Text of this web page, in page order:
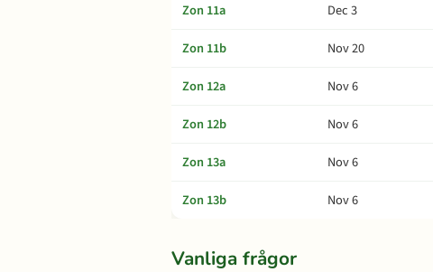
Zon 11a
Dec 3
Zon 11b
Nov 20
Zon 12a
Nov 6
Zon 12b
Nov 6
Zon 13a
Nov 6
Zon 13b
Nov 6
Vanliga frågor